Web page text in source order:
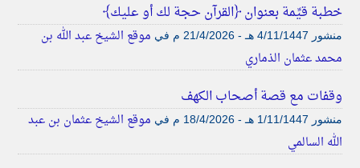
خطبة قيِّمة بعنوان ﴿القرآن حجة لك أو عليك﴾
منشور في موقع الشيخ عبد الله بن
محمد عثمان الذماري
وقفات مع قصة أصحاب الكهف
منشور في موقع الشيخ عثمان بن عبد
الله السالمي